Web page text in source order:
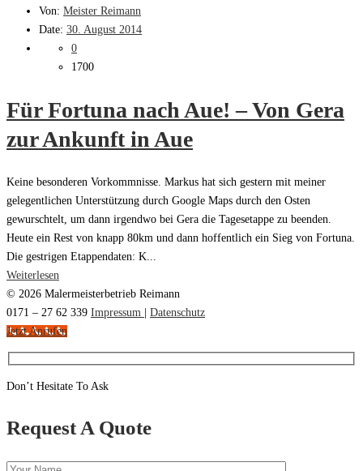
Von: Meister Reimann
Date: 30. August 2014
0
1700
Für Fortuna nach Aue! – Von Gera
zur Ankunft in Aue
Keine besonderen Vorkommnisse. Markus hat sich gestern mit meiner
gelegentlichen Unterstützung durch Google Maps durch den Osten
gewurschtelt, um dann irgendwo bei Gera die Tagesetappe zu beenden.
Heute ein Rest von knapp 80km und dann hoffentlich ein Sieg von Fortuna.
Die gestrigen Etappendaten: K...
Weiterlesen
© 2026 Malermeisterbetrieb Reimann
0171 – 27 62 339 Impressum
Datenschutz
Jetzt Anrufen
Don’t Hesitate To Ask
Request A Quote